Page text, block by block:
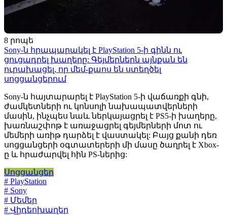
8 րոպե
Sony-ն հրապարակել է PlayStation 5-ի գինն ու
ցուցադրել խաղերը: Գեյմերներն այնքան են
ուրախացել, որ մեմ-քաոս են ստեղծել
սոցցանցերում
Sony-ն հայտարարել է PlayStation 5-ի վաճառքի գնի,
ժամկետների ու կոնսոլի նախապատվերների
մասին, ինչպես նաև ներկայացրել է PS5-ի խաղերը,
խառնաշփոթ է առաջացրել գեյմերների մոտ ու
մեմերի առիթ դարձել է վաստակել: Բայց քանի դեռ
սոցցանցերի օգտատերերի մի մասը ծաղրել է Xbox-
ը և հրաժարվել հին PS-ներից:
Սոցցանցեր
# PlayStation
# Sony
# Մեմեր
# Վիդեոխաղեր